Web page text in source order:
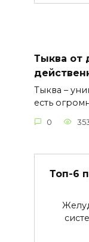
Тыква от
Тыква –
есть
0
Топ-6